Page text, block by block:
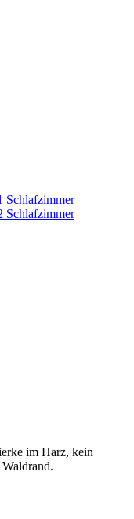
Schlafzimmer
Schlafzimmer
im Harz, kein